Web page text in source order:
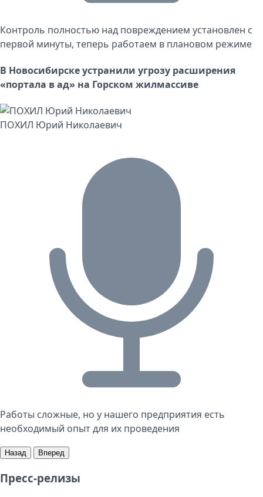
Контроль полностью над повреждением установлен с
первой минуты, теперь работаем в плановом режиме
В Новосибирске устранили угрозу расширения
«портала в ад» на Горском жилмассиве
ПОХИЛ Юрий Николаевич
Работы сложные, но у нашего предприятия есть
необходимый опыт для их проведения
Назад Вперед
Пресс-релизы